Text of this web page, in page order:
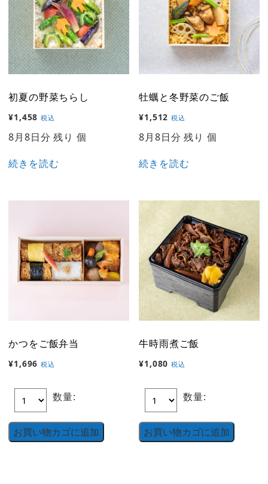
初夏の野菜ちらし
¥1,458 税込
8月8日分 残り 個
続きを読む
牡蠣と冬野菜のご飯
¥1,512 税込
8月8日分 残り 個
続きを読む
かつをご飯弁当
¥1,696 税込
数量:
お買い物カゴに追加
牛時雨煮ご飯
¥1,080 税込
数量:
お買い物カゴに追加